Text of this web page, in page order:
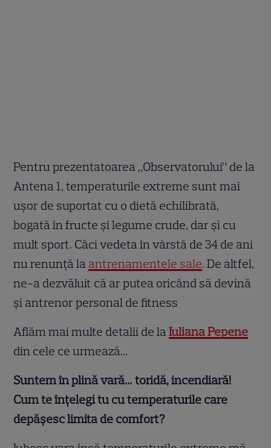
Pentru prezentatoarea „Observatorului” de la
Antena 1, temperaturile extreme sunt mai
ușor de suportat cu o dietă echilibrată,
bogată în fructe și legume crude, dar și cu
mult sport. Căci vedeta în vârstă de 34 de ani
nu renunță la antrenamentele sale. De altfel,
ne-a dezvăluit că ar putea oricând să devină
și antrenor personal de fitness
Aflăm mai multe detalii de laIuliana Pepene
din cele ce urmează…
Suntem în plină vară… toridă, incendiară!
Cum te înțelegi tu cu temperaturile care
depășesc limita de comfort?